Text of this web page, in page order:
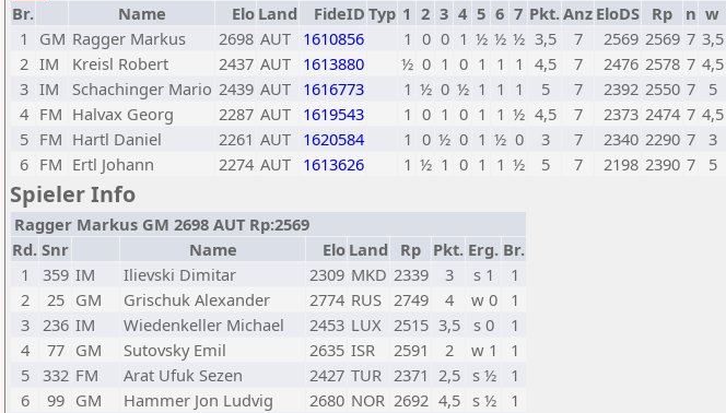
Br.
Name Elo Land FideID Typ 1 2 3 4 5 6 7 Pkt.Anz EloDS Rp n w
1
GM Ragger Markus 2698 AUT 1610856 1 0 0 1 ½ ½ ½ 3,5 7 2569 2569 7 3,5
2 IM Kreisl Robert 2437 AUT 1613880 ½ 0 1 0 1 1 1 4,5 7 2476 2578 7 4,5
3 IM Schachinger Mario 2439 AUT 1616773 1 ½ 0 ½ 1 1 1 5 7 2392 2550 7 5
4 FM Halvax Georg 2287 AUT 1619543 1 0 1 0 1 1 ½ 4,5 7 2373 2474 7 4,5
5 FM Hartl Daniel 2261 AUT 1620584 1 0 ½ 0 1 ½ 0 3 7 2340 2290 7 3
6 FM Ertl Johann 2274 AUT 1613626 1 ½ 1 0 1 1 ½ 5 7 2198 2390 7 5
Spieler Info
Ragger Markus GM 2698 AUT Rp:2569
Rd. Snr Name Elo Land Rp Pkt. Erg. Br.
1
359 IM Ilievski Dimitar 2309 MKD 2339 3 s 1
1
2
25 GM Grischuk Alexander 2774 RUS 2749 4 w 0
1
3 236 IM Wiedenkeller Michael 2453 LUX 2515 3,5 s 0
1
4
77 GM Sutovsky Emil 2635 ISR 2591 2 w 1
1
5 332 FM Arat Ufuk Sezen 2427 TUR 2371 2,5 s ½
1
6
99 GM Hammer Jon Ludvig 2680 NOR 2692 4,5 s ½
1